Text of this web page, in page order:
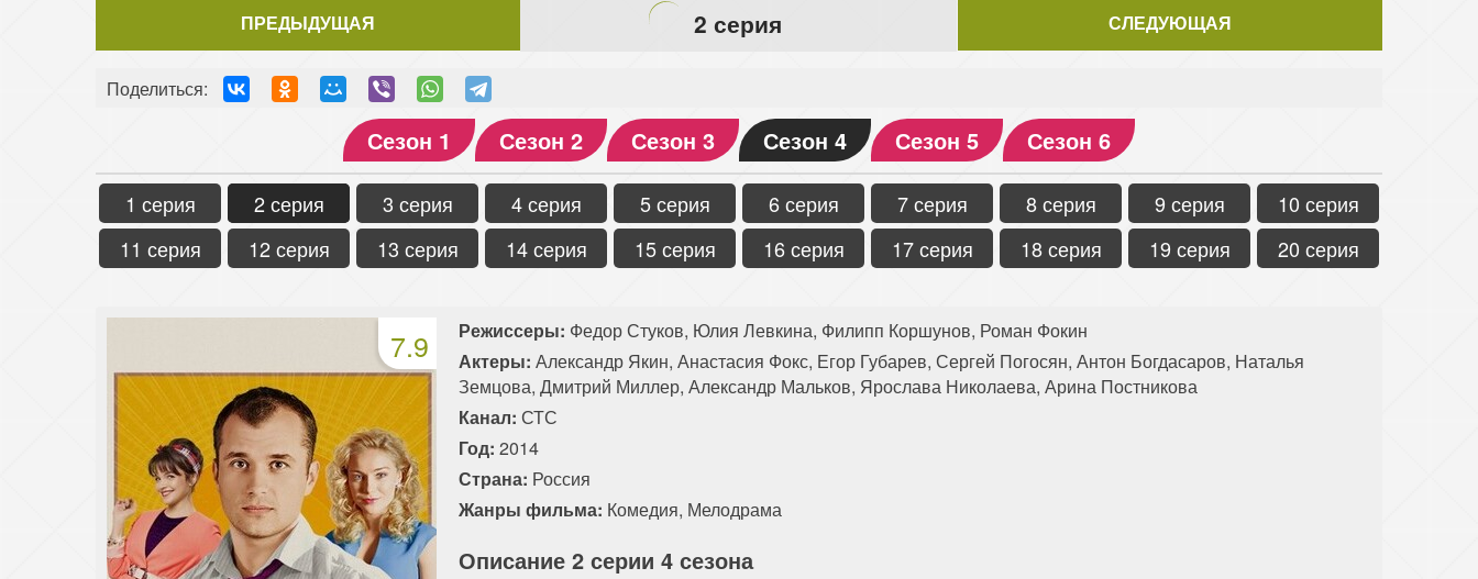
ПРЕДЫДУЩАЯ 2 серия СЛЕДУЮЩАЯ
Поделиться:
Сезон 1 Сезон 2 Сезон 3 Сезон 4 Сезон 5 Сезон 6
1 серия 2 серия 3 серия 4 серия 5 серия 6 серия 7 серия 8 серия 9 серия
10 серия
11 серия
12 серия 13 серия 14 серия 15 серия 16 серия 17 серия 18 серия 19 серия 20 серия
7.9 Режиссеры: Федор Стуков, Юлия Левкина, Филипп Коршунов, Роман Фокин
Актеры: Александр Якин, Анастасия Фокс, Егор Губарев, Сергей Погосян, Антон Богдасаров, Наталья
Земцова, Дмитрий Миллер, Александр Мальков, Ярослава Николаева, Арина Постникова
Канал: СТС
Год: 2014
Страна: Россия
Жанры фильма: Комедия, Мелодрама
Описание 2 серии 4 сезона